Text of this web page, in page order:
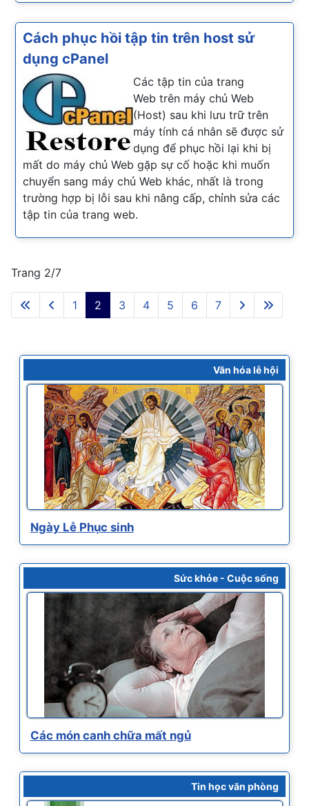
Cách phục hồi tập tin trên host sử
dụng cPanel
Các tập tin của trang
Web trên máy chủ Web
(Host) sau khi lưu trữ trên
máy tính cá nhân sẽ được sử
dụng để phục hồi lại khi bị
mất do máy chủ Web gặp sự cố hoặc khi muốn
chuyển sang máy chủ Web khác, nhất là trong
trường hợp bị lỗi sau khi nâng cấp, chỉnh sửa các
tập tin của trang web.
Trang 2/7
1 2 3 4 5 6 7
Văn hóa lễ hội
Ngày Lễ Phục sinh
Sức khỏe - Cuộc sống
Các món canh chữa mất ngủ
Tin học văn phòng